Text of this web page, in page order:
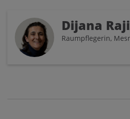
Dijana
Raumpflegerin,